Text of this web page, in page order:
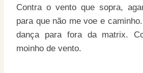
Contra o vento que sopra,
para que não me voe e
dança para fora da matrix.
moinho de vento.